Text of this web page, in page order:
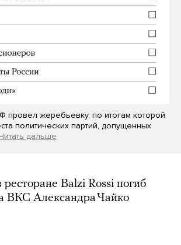
провел жеребьевку, по итогам которой
политических партий, допущенных
Читать дальше
Balzi Rossi погиб
ВКС Александра Чайко